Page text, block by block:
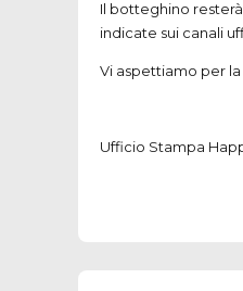
Il botteghino
indicate sui canali
Vi aspettiamo per la
Ufficio Stampa